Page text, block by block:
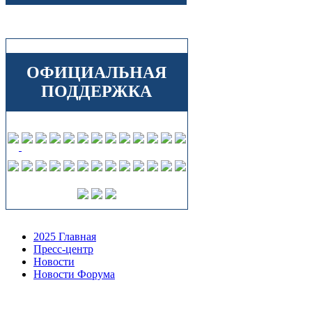
ОФИЦИАЛЬНАЯ
ПОДДЕРЖКА
2025 Главная
Пресс-центр
Новости
Новости Форума